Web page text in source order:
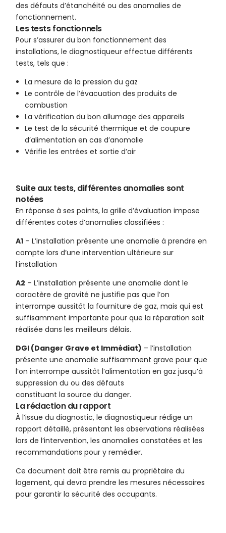
des défauts d’étanchéité ou des anomalies de
fonctionnement.
Les tests fonctionnels
Pour s’assurer du bon fonctionnement des
installations, le diagnostiqueur effectue différents
tests, tels que :
La mesure de la pression du gaz
Le contrôle de l’évacuation des produits de
combustion
La vérification du bon allumage des appareils
Le test de la sécurité thermique et de coupure
d’alimentation en cas d’anomalie
Vérifie les entrées et sortie d’air
Suite aux tests, différentes anomalies sont
notées
En réponse à ses points, la grille d’évaluation impose
différentes cotes d’anomalies classifiées :
A1 – L’installation présente une anomalie à prendre en
compte lors d’une intervention ultérieure sur
l’installation
A2 – L’installation présente une anomalie dont le
caractère de gravité ne justifie pas que l’on
interrompe aussitôt la fourniture de gaz, mais qui est
suffisamment importante pour que la réparation soit
réalisée dans les meilleurs délais.
DGI (Danger Grave et Immédiat) – l’installation
présente une anomalie suffisamment grave pour que
l’on interrompe aussitôt l’alimentation en gaz jusqu’à
suppression du ou des défauts
constituant la source du danger.
La rédaction du rapport
À l’issue du diagnostic, le diagnostiqueur rédige un
rapport détaillé, présentant les observations réalisées
lors de l’intervention, les anomalies constatées et les
recommandations pour y remédier.
Ce document doit être remis au propriétaire du
logement, qui devra prendre les mesures nécessaires
pour garantir la sécurité des occupants.